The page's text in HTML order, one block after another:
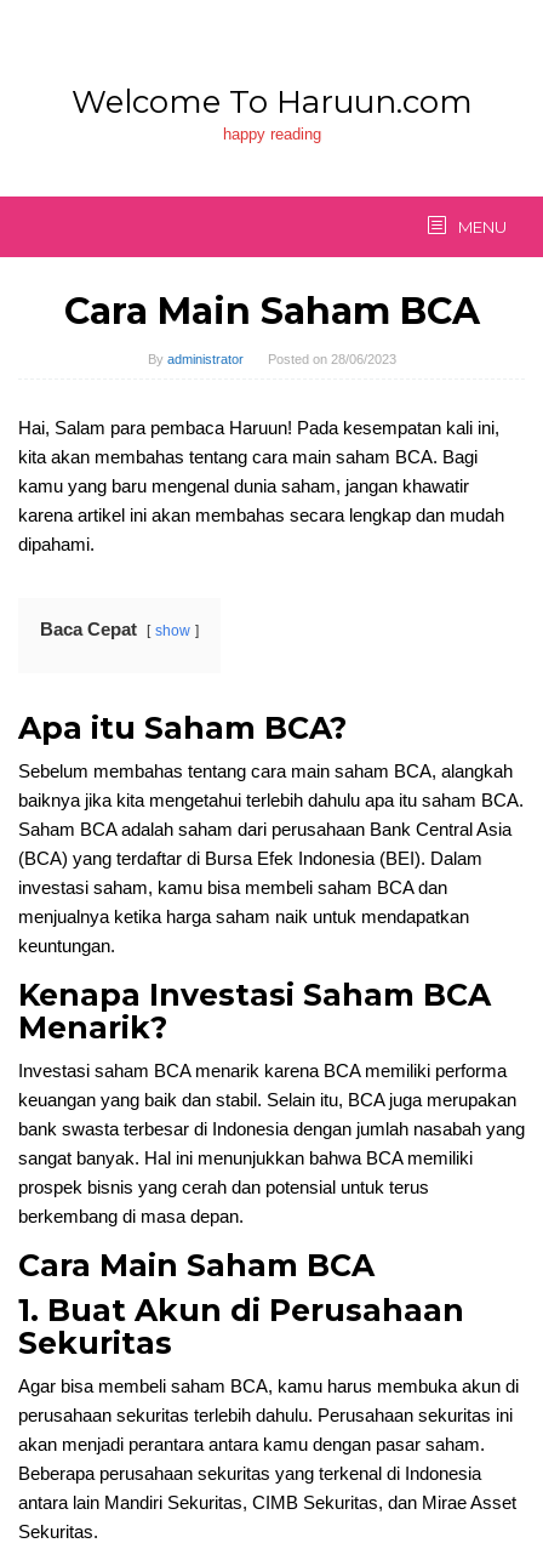
Welcome To Haruun.com
happy reading
MENU
Cara Main Saham BCA
By administrator Posted on 28/06/2023
Hai, Salam para pembaca Haruun! Pada kesempatan kali ini,
kita akan membahas tentang cara main saham BCA. Bagi
kamu yang baru mengenal dunia saham, jangan khawatir
karena artikel ini akan membahas secara lengkap dan mudah
dipahami.
Baca Cepat show
Apa itu Saham BCA?
Sebelum membahas tentang cara main saham BCA, alangkah
baiknya jika kita mengetahui terlebih dahulu apa itu saham BCA.
Saham BCA adalah saham dari perusahaan Bank Central Asia
(BCA) yang terdaftar di Bursa Efek Indonesia (BEI). Dalam
investasi saham, kamu bisa membeli saham BCA dan
menjualnya ketika harga saham naik untuk mendapatkan
keuntungan.
Kenapa Investasi Saham BCA
Menarik?
Investasi saham BCA menarik karena BCA memiliki performa
keuangan yang baik dan stabil. Selain itu, BCA juga merupakan
bank swasta terbesar di Indonesia dengan jumlah nasabah yang
sangat banyak. Hal ini menunjukkan bahwa BCA memiliki
prospek bisnis yang cerah dan potensial untuk terus
berkembang di masa depan.
Cara Main Saham BCA
1. Buat Akun di Perusahaan
Sekuritas
Agar bisa membeli saham BCA, kamu harus membuka akun di
perusahaan sekuritas terlebih dahulu. Perusahaan sekuritas ini
akan menjadi perantara antara kamu dengan pasar saham.
Beberapa perusahaan sekuritas yang terkenal di Indonesia
antara lain Mandiri Sekuritas, CIMB Sekuritas, dan Mirae Asset
Sekuritas.